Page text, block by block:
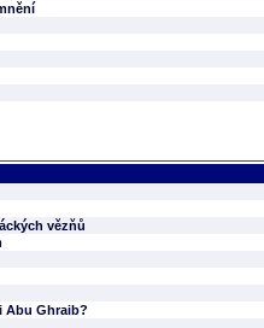
vězňů
Abu Ghraib?